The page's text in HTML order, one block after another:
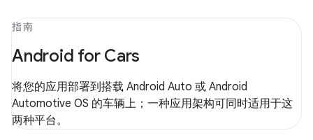
指南
Android for Cars
将您的应用部署到搭载 Android Auto 或 Android
Automotive OS 的车辆上；一种应用架构可同时适用于这
两种平台。